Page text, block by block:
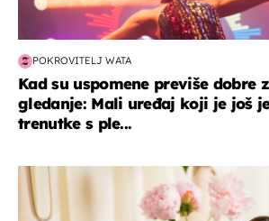
POKROVITELJ WATA
Kad su uspomene previše dobre
gledanje: Mali uređaj koji je još
trenutke s ple...
moda & ljepota